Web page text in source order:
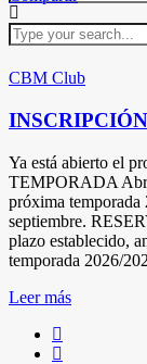
CBM Club
Ya está abierto el
TEMPORADA
próxima temporada
septiembre.
plazo establecido,
temporada 2026/
Leer más